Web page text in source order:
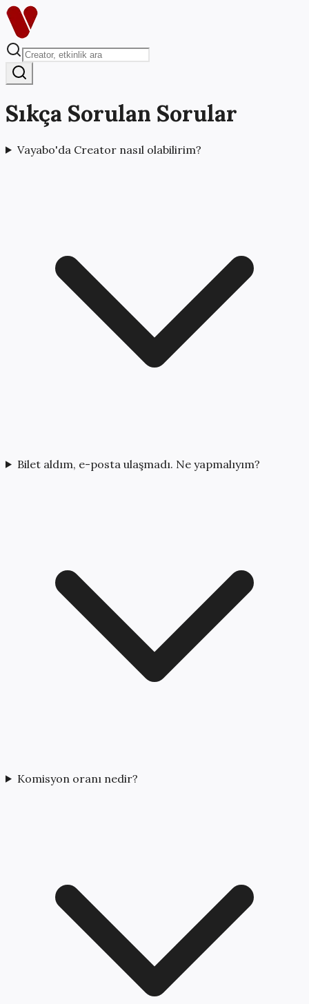
Sıkça Sorulan Sorular
Vayabo'da Creator nasıl olabilirim?
Bilet aldım, e-posta ulaşmadı. Ne yapmalıyım?
Komisyon oranı nedir?